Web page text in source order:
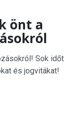
önt a
Sok időt
és jogvitákat!